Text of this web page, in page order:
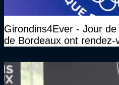
Girondins4Ever - Jour
de Bordeaux ont